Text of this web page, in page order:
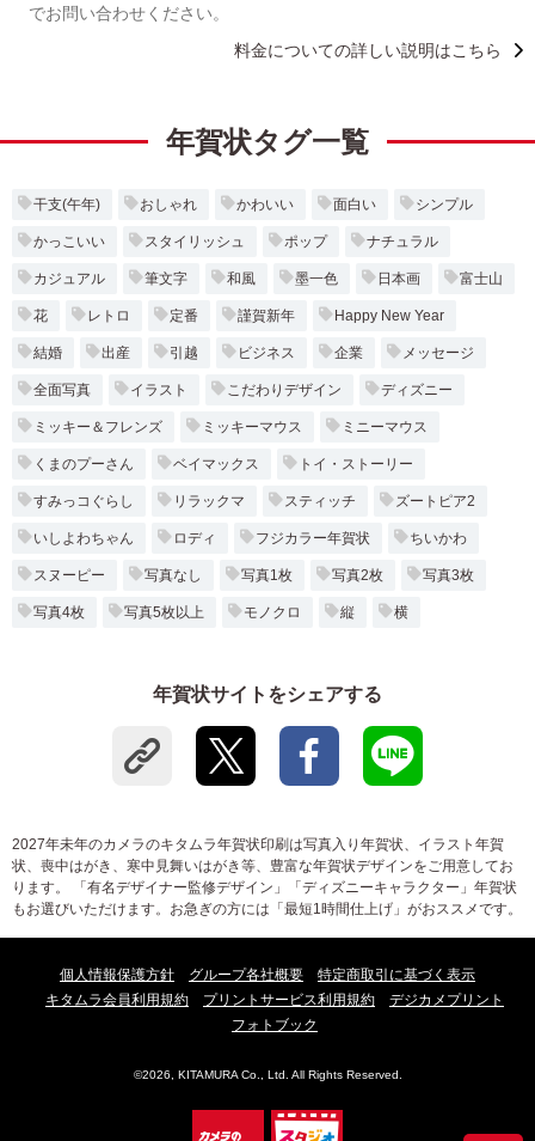
でお問い合わせください。
料金についての詳しい説明はこちら
年賀状タグ一覧
干支(午年) おしゃれ かわいい 面白い シンプル
かっこいい スタイリッシュ ポップ ナチュラル
カジュアル 筆文字 和風 墨一色 日本画 富士山
花 レトロ 定番 謹賀新年 Happy New Year
結婚 出産 引越 ビジネス 企業 メッセージ
全面写真 イラスト こだわりデザイン ディズニー
ミッキー＆フレンズ ミッキーマウス ミニーマウス
くまのプーさん ベイマックス トイ・ストーリー
すみっコぐらし リラックマ スティッチ ズートピア2
いしよわちゃん ロディ フジカラー年賀状 ちいかわ
スヌーピー 写真なし 写真1枚 写真2枚 写真3枚
写真4枚 写真5枚以上 モノクロ 縦 横
年賀状サイトをシェアする
2027年未年のカメラのキタムラ年賀状印刷は写真入り年賀状、イラスト年賀
状、喪中はがき、寒中見舞いはがき等、豊富な年賀状デザインをご用意してお
ります。 「有名デザイナー監修デザイン」「ディズニーキャラクター」年賀状
もお選びいただけます。お急ぎの方には「最短1時間仕上げ」がおススメです。
個人情報保護方針 グループ各社概要
特定商取引に基づく表示
キタムラ会員利用規約
プリントサービス利用規約
デジカメプリント
フォトブック
©2026, KITAMURA Co., Ltd. All Rights Reserved.